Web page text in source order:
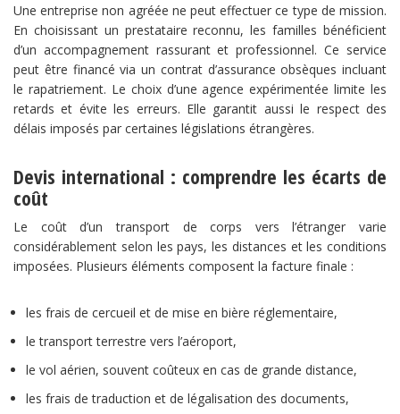
Une entreprise non agréée ne peut effectuer ce type de mission.
En choisissant un prestataire reconnu, les familles bénéficient
d’un accompagnement rassurant et professionnel. Ce service
peut être financé via un contrat d’assurance obsèques incluant
le rapatriement. Le choix d’une agence expérimentée limite les
retards et évite les erreurs. Elle garantit aussi le respect des
délais imposés par certaines législations étrangères.
Devis international : comprendre les écarts de
coût
Le coût d’un transport de corps vers l’étranger varie
considérablement selon les pays, les distances et les conditions
imposées. Plusieurs éléments composent la facture finale :
les frais de cercueil et de mise en bière réglementaire,
le transport terrestre vers l’aéroport,
le vol aérien, souvent coûteux en cas de grande distance,
les frais de traduction et de légalisation des documents,